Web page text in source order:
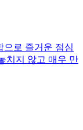
으로 즐거운 점심
치지 않고 매우 만